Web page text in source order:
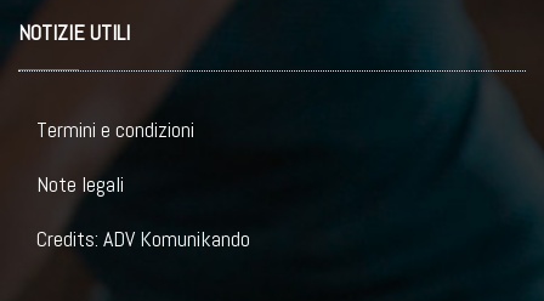
NOTIZIE UTILI
Termini e condizioni
Note legali
Credits: ADV Komunikando